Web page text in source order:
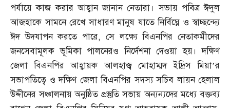
পর্যায়ে কাজ করার আহ্বান জানান নেতারা। সভায় পবিত্র ঈদুল
আজহাকে সামনে রেখে সাধারণ মানুষ যাতে নির্বিঘ্নে ও স্বাচ্ছন্দ্যে
ঈদ উদযাপন করতে পারে, সে লক্ষ্যে বিএনপির নেতাকর্মীদের
জনসেবামূলক ভূমিকা পালনেরও নির্দেশনা দেওয়া হয়। দক্ষিণ
জেলা বিএনপির আহ্বায়ক আলহাজ্ব মোহাম্মদ ইদ্রিস মিয়া’র
সভাপতিত্বে ও দক্ষিণ জেলা বিএনপির সদস্য সচিব লায়ন হেলাল
উদ্দীনের সঞ্চালনায় অনুষ্ঠিত প্রস্তুতি সভায় অন্যন্যদের মধ্যে বক্তব্য